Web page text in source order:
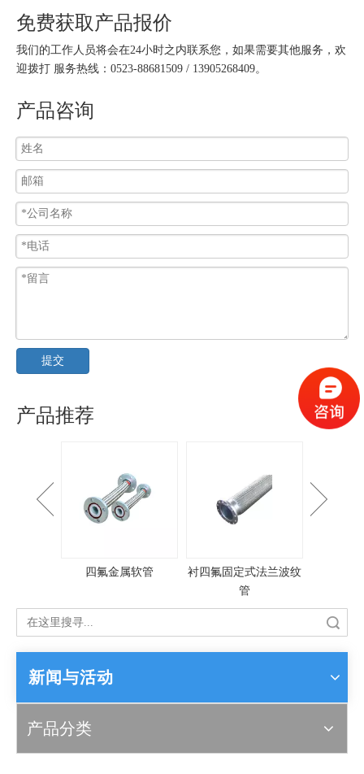
免费获取产品报价
我们的工作人员将会在24小时之内联系您，如果需要其他服务，欢
迎拨打 服务热线：0523-88681509 / 13905268409。
产品咨询
提交
产品推荐
四氟金属软管
衬四氟固定式法兰波纹
管
新闻与活动
产品分类